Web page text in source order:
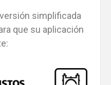
simplificada
que su aplicación